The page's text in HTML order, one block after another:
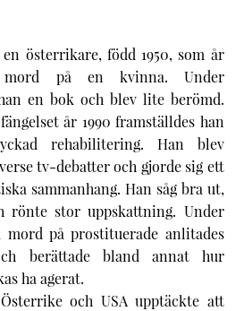
österrikare, född 1950, som år
mord på en kvinna. Under
en bok och blev lite berömd.
år 1990 framställdes han
rehabilitering. Han blev
tv-debatter och gjorde sig ett
sammanhang. Han såg bra ut,
rönte stor uppskattning. Under
på prostituerade anlitades
berättade bland annat hur
ha agerat.
och USA upptäckte att